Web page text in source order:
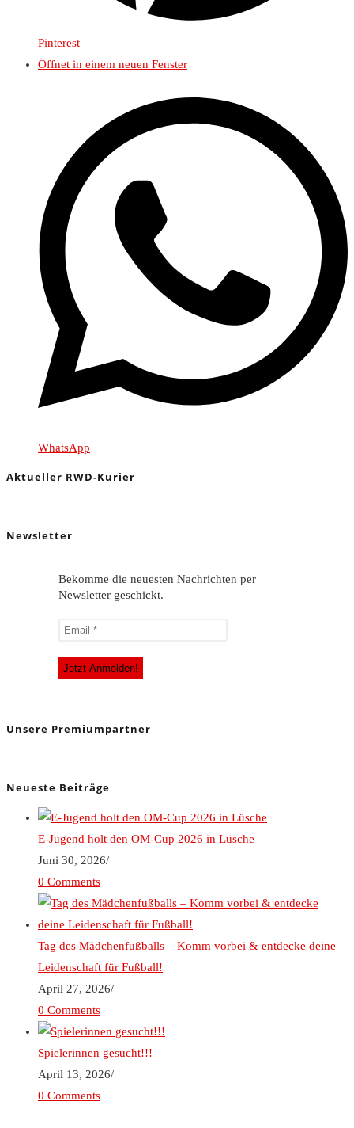
Pinterest
Öffnet in einem neuen Fenster
WhatsApp
Aktueller RWD-Kurier
Newsletter
Bekomme die neuesten Nachrichten per
Newsletter geschickt.
Unsere Premiumpartner
Neueste Beiträge
E-Jugend holt den OM-Cup 2026 in Lüsche
Juni 30, 2026/
0 Comments
Tag des Mädchenfußballs – Komm vorbei & entdecke deine
Leidenschaft für Fußball!
April 27, 2026/
0 Comments
Spielerinnen gesucht!!!
April 13, 2026/
0 Comments